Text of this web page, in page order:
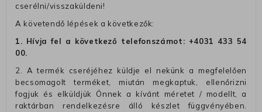
cserélni/visszaküldeni!
A követendő lépések a következők:
1. Hívja fel a következő telefonszámot: +4031 433 54
00.
2. A termék cseréjéhez küldje el nekünk a megfelelően
becsomagolt terméket, miután megkaptuk, ellenőrizni
fogjuk és elküldjük Önnek a kívánt méretet / modellt, a
raktárban rendelkezésre álló készlet függvényében.